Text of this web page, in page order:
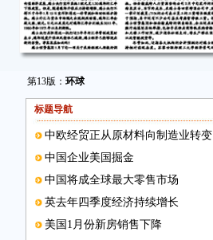
第13版： 环球
标题导航
中欧经贸正从原材料向制造业转变
中国企业美国掘金
中国将成全球最大零售市场
英去年四季度经济持续增长
美国1月份新房销售下降